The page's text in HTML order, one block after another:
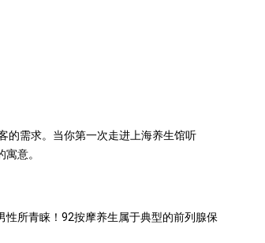
的需求。当你第一次走进上海养生馆听
意。
所青睐！ 92按摩养生属于典型的前列腺保